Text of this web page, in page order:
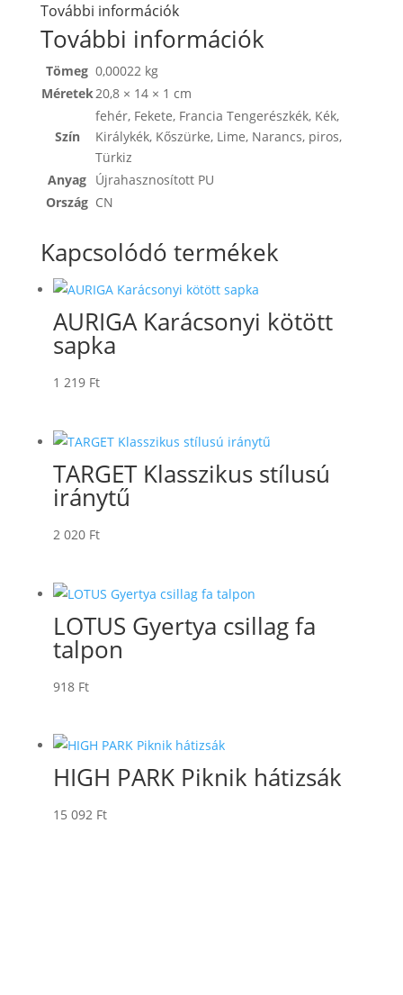
További információk
További információk
Tömeg 0,00022 kg
Méretek20,8 × 14 × 1 cm
Szín
fehér, Fekete, Francia Tengerészkék, Kék,
Királykék, Kőszürke, Lime, Narancs, piros,
Türkiz
Anyag Újrahasznosított PU
Ország CN
Kapcsolódó termékek
AURIGA Karácsonyi kötött
sapka
1 219 Ft
TARGET Klasszikus stílusú
iránytű
2 020 Ft
LOTUS Gyertya csillag fa
talpon
918 Ft
HIGH PARK Piknik hátizsák
15 092 Ft